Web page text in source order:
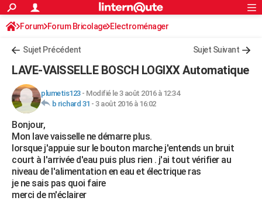
ACTUALITÉS
Politique
Société
Faits Divers
Education
Monde
Villes
+
FINANCE
Retraite
Impôts
Epargne
Immobilier
Risques naturels par ville
Banque
Assurance
Crédit
AUTO
Essais
Réserver un essai
Citadines
Berlines
SUV
Forum auto
+HIGH-TECH
Mobiles
Meilleur smartphone
Internet
Ordinateurs
Jeux vidéo
Guide high-tech
+BRICOLAGE
Forum
Aménagement intérieur
Extérieur
Cuisine
Salle de bains
Jardinage
Rangement
WEEK-END
S'inscrire
Connexion
Forum Forum Bricolage Electroménager
Sujet Précédent Sujet Suivant
LAVE-VAISSELLE BOSCH LOGIXX Automatique
plumetis123- Modifié le 3 août 2016 à 12:34
b richard 31 - 3 août 2016 à 16:02
Bonjour,
Mon lave vaisselle ne démarre plus.
lorsque j'appuie sur le bouton marche j'entends un bruit
court à l'arrivée d'eau puis plus rien . j'ai tout vérifier au
niveau de l'alimentation en eau et électrique ras
je ne sais pas quoi faire
merci de m'éclairer